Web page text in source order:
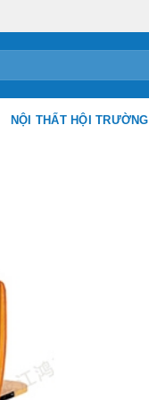
NỘI THẤT HỘI TRƯỜNG